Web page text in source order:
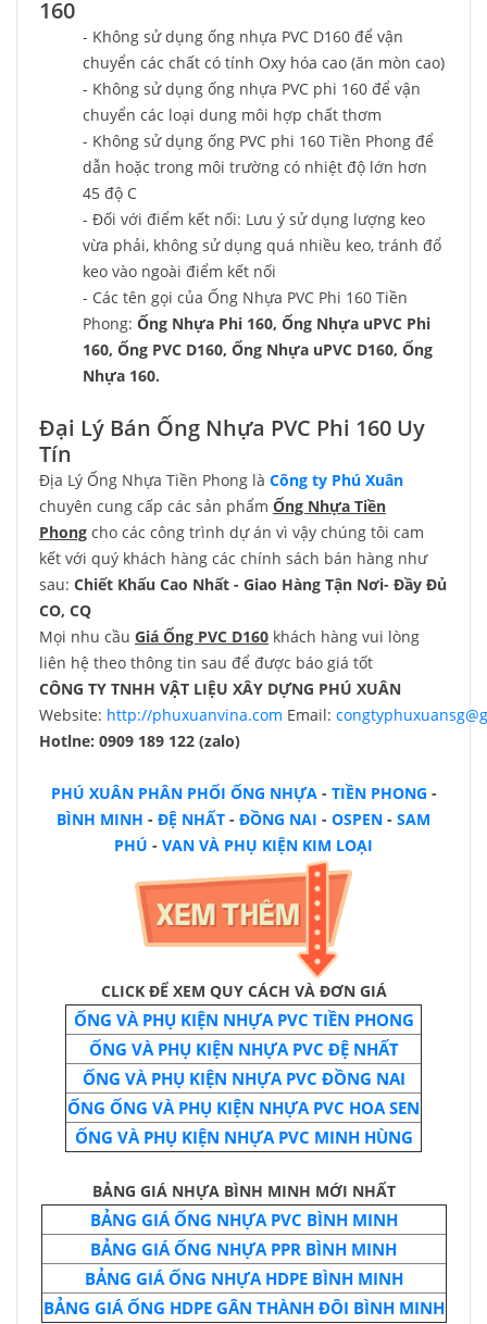
160
- Không sử dụng ống nhựa PVC D160 để vận
chuyển các chất có tính Oxy hóa cao (ăn mòn cao)
- Không sử dụng ống nhựa PVC phi 160 để vận
chuyển các loại dung môi hợp chất thơm
- Không sử dụng ống PVC phi 160 Tiền Phong để
dẫn hoặc trong môi trường có nhiệt độ lớn hơn
45 độ C
- Đối với điểm kết nối: Lưu ý sử dụng lượng keo
vừa phải, không sử dụng quá nhiều keo, tránh đổ
keo vào ngoài điểm kết nối
- Các tên gọi của Ống Nhựa PVC Phi 160 Tiền
Phong: Ống Nhựa Phi 160, Ống Nhựa uPVC Phi
160, Ống PVC D160, Ống Nhựa uPVC D160, Ống
Nhựa 160.
Đại Lý Bán Ống Nhựa PVC Phi 160 Uy
Tín
Địa Lý Ống Nhựa Tiền Phong là Công ty Phú Xuân
chuyên cung cấp các sản phẩm Ống Nhựa Tiền
Phong cho các công trình dự án vì vậy chúng tôi cam
kết với quý khách hàng các chính sách bán hàng như
sau: Chiết Khấu Cao Nhất - Giao Hàng Tận Nơi- Đầy Đủ
CO, CQ
Mọi nhu cầu Giá Ống PVC D160 khách hàng vui lòng
liên hệ theo thông tin sau để được báo giá tốt
CÔNG TY TNHH VẬT LIỆU XÂY DỰNG PHÚ XUÂN
Website: http://phuxuanvina.com Email:
Hotlne: 0909 189 122 (zalo)
PHÚ XUÂNPHÂN PHỐI ỐNG NHỰA- TIỀN PHONG -
BÌNH MINH - ĐỆ NHẤT - ĐỒNG NAI - OSPEN - SAM
PHÚ - VAN VÀ PHỤ KIỆN KIM LOẠI
CLICK ĐỂ XEM QUY CÁCH VÀ ĐƠN GIÁ
ỐNG VÀ PHỤ KIỆN NHỰA PVC TIỀN PHONG
ỐNG VÀ PHỤ KIỆN NHỰA PVC ĐỆ NHẤT
ỐNG VÀ PHỤ KIỆN NHỰA PVC ĐỒNG NAI
ỐNG ỐNG VÀ PHỤ KIỆN NHỰA PVC HOA SEN
ỐNG VÀ PHỤ KIỆN NHỰA PVC MINH HÙNG
BẢNG GIÁ NHỰA BÌNH MINH MỚI NHẤT
BẢNG GIÁ ỐNG NHỰA PVC BÌNH MINH
BẢNG GIÁ ỐNG NHỰA PPR BÌNH MINH
BẢNG GIÁ ỐNG NHỰA HDPE BÌNH MINH
BẢNG GIÁ ỐNG HDPE GÂN THÀNH ĐÔI BÌNH MINH